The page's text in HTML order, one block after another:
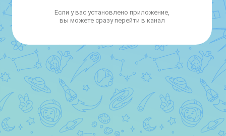
Если у вас установлено приложение,
вы можете сразу перейти в канал